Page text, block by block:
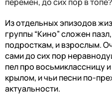
Из отдельных эпизодов
группы “Кино” сложен
подросткам, и взрослым.
сами до сих пор
пел про восьмиклассницу
крылом, и чьи песни по-
актуальности.